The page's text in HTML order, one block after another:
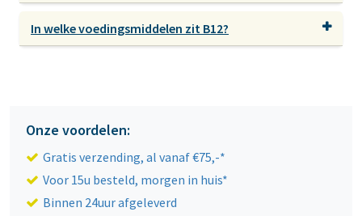
Onze voordelen:
Gratis verzending, al vanaf €75,-*
Voor 15u besteld, morgen in huis*
Binnen 24uur afgeleverd
In welke voedingsmiddelen zit B12?